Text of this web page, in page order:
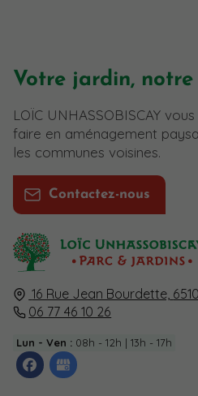
16 Rue Jean Bourdette,
06 77 46 10 26
Lun - Ven : 08h - 12h | 13h - 17h
Votre jardin, notre
LOÏC UNHASSOBISCAY
faire en aménagement
les communes voisines.
Contactez-nous